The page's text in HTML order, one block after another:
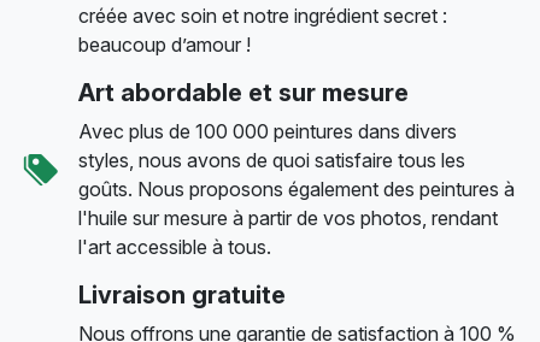
créée avec soin et notre ingrédient secret :
beaucoup d’amour !
Art abordable et sur mesure
Avec plus de 100 000 peintures dans divers
styles, nous avons de quoi satisfaire tous les
goûts. Nous proposons également des peintures à
l'huile sur mesure à partir de vos photos, rendant
l'art accessible à tous.
Livraison gratuite
Nous offrons une garantie de satisfaction à 100 %